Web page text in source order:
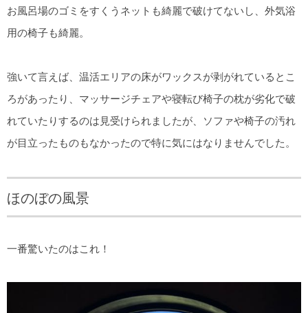
お風呂場のゴミをすくうネットも綺麗で破けてないし、外気浴
用の椅子も綺麗。
強いて言えば、温活エリアの床がワックスが剥がれているとこ
ろがあったり、マッサージチェアや寝転び椅子の枕が劣化で破
れていたりするのは見受けられましたが、ソファや椅子の汚れ
が目立ったものもなかったので特に気にはなりませんでした。
ほのぼの風景
一番驚いたのはこれ！